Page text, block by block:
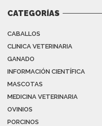
CATEGORÍAS
CABALLOS
CLINICA VETERINARIA
GANADO
INFORMACIÓN CIENTÍFICA
MASCOTAS
MEDICINA VETERINARIA
OVINIOS
PORCINOS